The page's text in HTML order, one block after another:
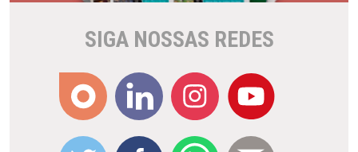
SIGA NOSSAS REDES